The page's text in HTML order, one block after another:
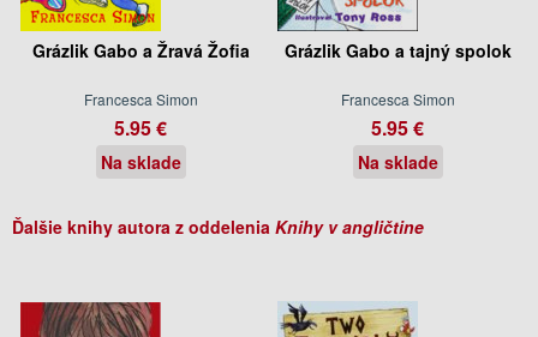
Grázlik Gabo a Žravá Žofia
Francesca Simon
5.95 €
Na sklade
Grázlik Gabo a tajný spolok
Francesca Simon
5.95 €
Na sklade
Ďalšie knihy autora z oddelenia Knihy v angličtine